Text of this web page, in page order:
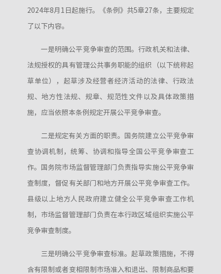
2024年8月1日起施行。《条例》共5章27条，主要规定
了以下内容。
一是明确公平竞争审查的范围。行政机关和法律、
法规授权的具有管理公共事务职能的组织（以下统称起
草单位），起草涉及经营者经济活动的法律、行政法
规、地方性法规、规章、规范性文件以及具体政策措
施，应当依照本条例规定开展公平竞争审查。
二是规定有关方面的职责。国务院建立公平竞争审
查协调机制，统筹、协调和指导全国公平竞争审查工
作。国务院市场监督管理部门负责指导实施公平竞争审
查制度，督促有关部门和地方开展公平竞争审查工作。
县级以上地方人民政府建立健全公平竞争审查工作机
制，市场监督管理部门负责在本行政区域组织实施公平
竞争审查制度。
三是明确公平竞争审查标准。起草政策措施，不得
含有限制或者变相限制市场准入和退出、限制商品和要